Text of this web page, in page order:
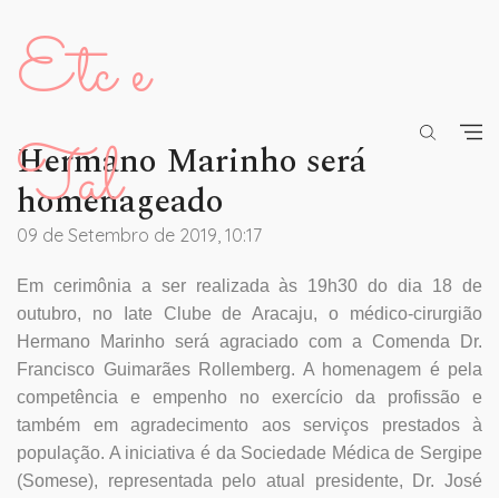
Etc e
Tal
Hermano Marinho será
homenageado
09 de Setembro de 2019, 10:17
Em cerimônia a ser realizada às 19h30 do dia 18 de
outubro, no Iate Clube de Aracaju, o médico-cirurgião
Hermano Marinho será agraciado com a Comenda Dr.
Francisco Guimarães Rollemberg. A homenagem é pela
competência e empenho no exercício da profissão e
também em agradecimento aos serviços prestados à
população. A iniciativa é da Sociedade Médica de Sergipe
(Somese), representada pelo atual presidente, Dr. José